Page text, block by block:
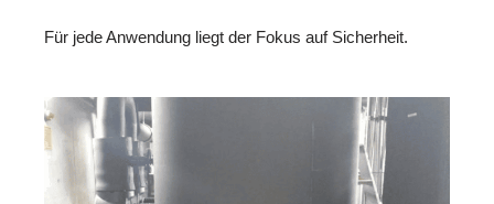
Für jede Anwendung liegt der Fokus auf Sicherheit.